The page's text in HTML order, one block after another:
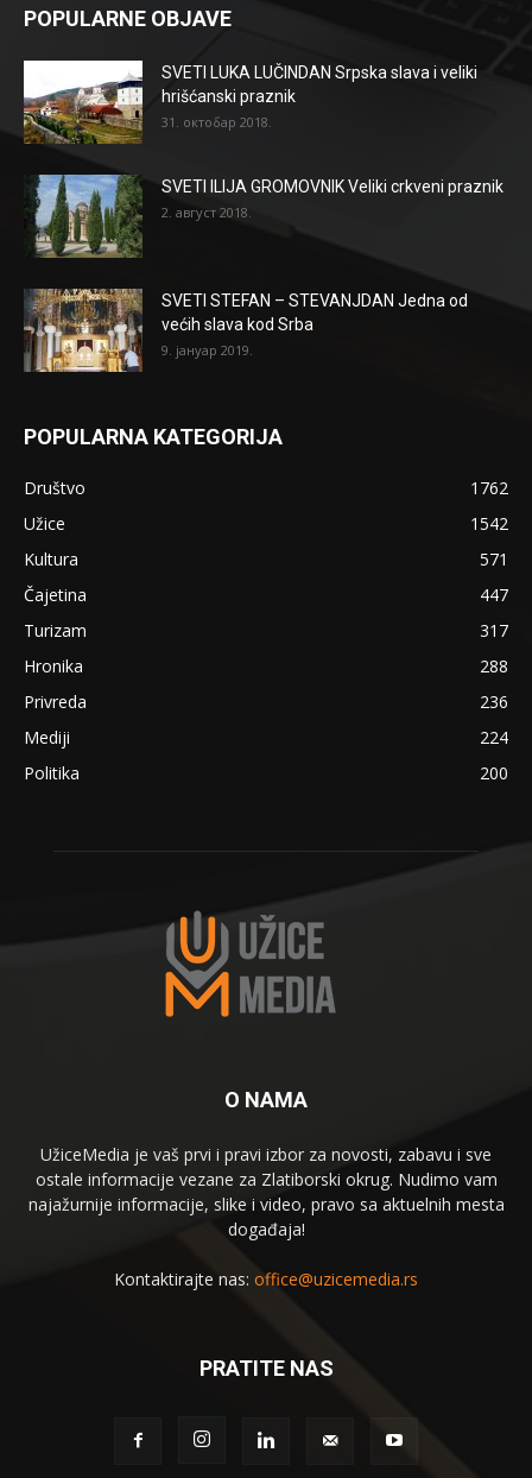
POPULARNE OBJAVE
SVETI LUKA LUČINDAN Srpska slava i veliki
hrišćanski praznik
31. октобар 2018.
SVETI ILIJA GROMOVNIK Veliki crkveni praznik
2. август 2018.
SVETI STEFAN – STEVANJDAN Jedna od
većih slava kod Srba
9. јануар 2019.
POPULARNA KATEGORIJA
Društvo
1762
Užice
1542
Kultura
571
Čajetina
447
Turizam
317
Hronika
288
Privreda
236
Mediji
224
Politika
200
O NAMA
UžiceMedia je vaš prvi i pravi izbor za novosti, zabavu i sve
ostale informacije vezane za Zlatiborski okrug. Nudimo vam
najažurnije informacije, slike i video, pravo sa aktuelnih mesta
događaja!
Kontaktirajte nas: office@uzicemedia.rs
PRATITE NAS